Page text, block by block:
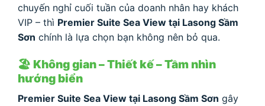
chuyến nghỉ cuối tuần của doanh nhân hay khách
VIP – thì Premier Suite Sea View tại Lasong Sầm
Sơn chính là lựa chọn bạn không nên bỏ qua.
🏖 Không gian – Thiết kế – Tầm nhìn
hướng biển
Premier Suite Sea View tại Lasong Sầm Sơn gây